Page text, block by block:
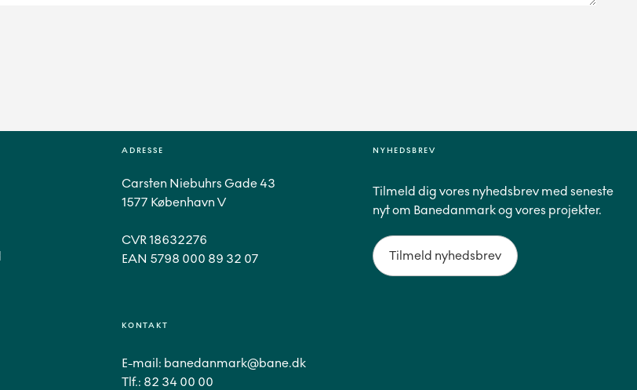
ADRESSE
Carsten Niebuhrs Gade 43
1577 København V
CVR 18632276
EAN 5798 000 89 32 07
KONTAKT
E-mail: banedanmark@bane.dk
Tlf.: 82 34 00 00
NYHEDSBREV
Tilmeld dig vores nyhedsbrev med seneste
nyt om Banedanmark og vores projekter.
Tilmeld nyhedsbrev